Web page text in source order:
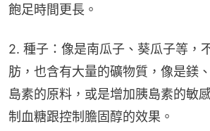
飽足時間更長。
2. 種子：像是南瓜子、葵瓜子等，
肪，也含有大量的礦物質，像是鎂
島素的原料，或是增加胰島素的敏
制血糖跟控制膽固醇的效果。